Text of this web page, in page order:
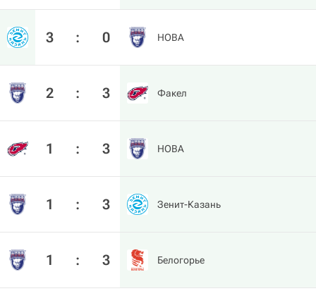
3 : 0 HOBA
2 : 3 Факел
1 : 3 HOBA
1 : 3 Зенит-Казань
1 : 3 Белогорье